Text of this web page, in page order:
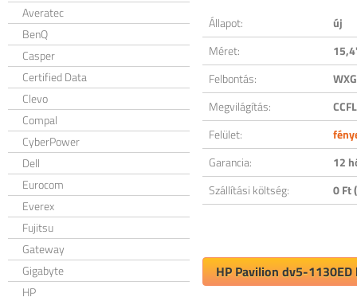
Averatec
BenQ
Casper
Certified Data
Clevo
Compal
CyberPower
Dell
Eurocom
Everex
Fujitsu
Gateway
Gigabyte
HP
Állapot:
új
Méret:
Felbontás:
Megvilágítás:
CCFL
Felület:
Garancia:
12
Szállítási költség:
0 Ft
HP Pavilion dv5-